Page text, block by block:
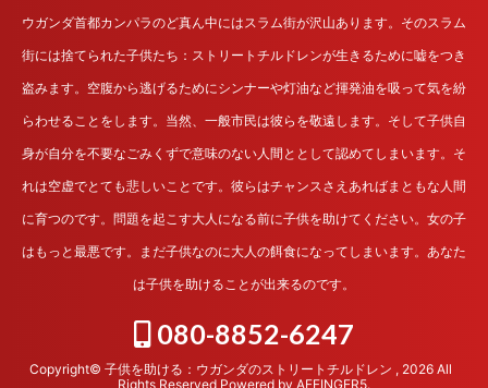
ウガンダ首都カンパラのど真ん中にはスラム街が沢山あります。そのスラム
街には捨てられた子供たち：ストリートチルドレンが生きるために嘘をつき
盗みます。空腹から逃げるためにシンナーや灯油など揮発油を吸って気を紛
らわせることをします。当然、一般市民は彼らを敬遠します。そして子供自
身が自分を不要なごみくずで意味のない人間ととして認めてしまいます。そ
れは空虚でとても悲しいことです。彼らはチャンスさえあればまともな人間
に育つのです。問題を起こす大人になる前に子供を助けてください。女の子
はもっと最悪です。まだ子供なのに大人の餌食になってしまいます。あなた
は子供を助けることが出来るのです。
080-8852-6247
Copyright© 子供を助ける：ウガンダのストリートチルドレン , 2026 All
Rights Reserved Powered by AFFINGER5.